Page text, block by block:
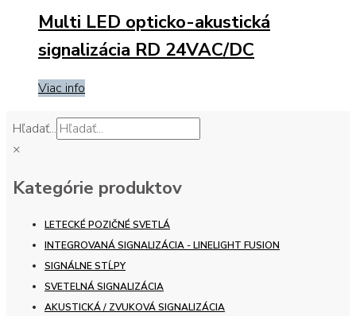
Multi LED opticko-akustická
signalizácia RD 24VAC/DC
Viac info
Hľadať...
×
Kategórie produktov
LETECKÉ POZIČNÉ SVETLÁ
INTEGROVANÁ SIGNALIZÁCIA - LINELIGHT FUSION
SIGNÁLNE STĹPY
SVETELNÁ SIGNALIZÁCIA
AKUSTICKÁ / ZVUKOVÁ SIGNALIZÁCIA